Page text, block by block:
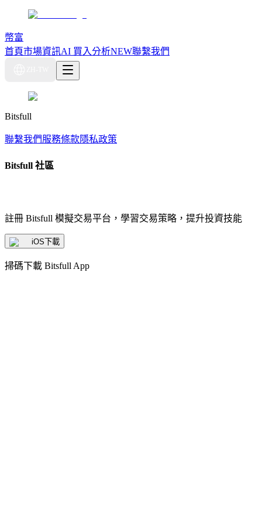
幣富
首頁市場資訊AI 買入分析NEW聯繫我們
Bitsfull
聯繫我們服務條款隱私政策
Bitsfull 社區
註冊 Bitsfull 模擬交易平台，學習交易策略，提升投資技能
iOS下載
掃碼下載 Bitsfull App